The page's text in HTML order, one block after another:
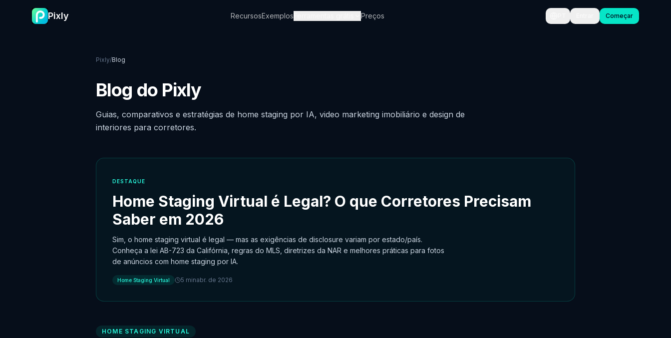
Pixly RecursosExemplos Preços Começar
Pixly/Blog
Blog do Pixly
Guias, comparativos e estratégias de home staging por IA, video marketing imobiliário e design de
interiores para corretores.
DESTAQUE
Home Staging Virtual é Legal? O que Corretores Precisam
Saber em 2026
Sim, o home staging virtual é legal — mas as exigências de disclosure variam por estado/país.
Conheça a lei AB-723 da Califórnia, regras do MLS, diretrizes da NAR e melhores práticas para fotos
de anúncios com home staging por IA.
Home Staging Virtual 5 minabr. de 2026
HOME STAGING VIRTUAL